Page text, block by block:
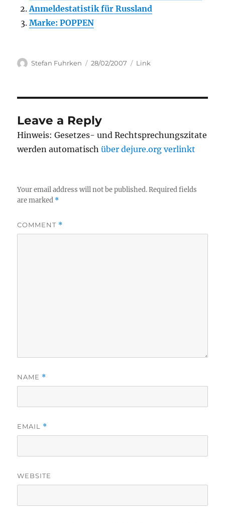
Anmeldestatistik für Russland
Marke: POPPEN
Author
Stefan Fuhrken
Posted
28/02/2007 Categories
Link
Leave a Reply
Hinweis: Gesetzes- und Rechtsprechungszitate
werden automatischüber dejure.org verlinkt
Your email address will not be published. Required fields
are marked *
COMMENT *
NAME *
EMAIL *
WEBSITE